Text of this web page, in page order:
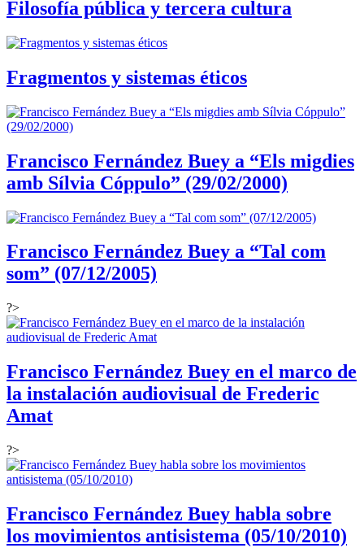
Filosofía pública y tercera cultura
Fragmentos y sistemas éticos
Francisco Fernández Buey a “Els migdies
amb Sílvia Cóppulo” (29/02/2000)
Francisco Fernández Buey a “Tal com
som” (07/12/2005)
?>
Francisco Fernández Buey en el marco de
la instalación audiovisual de Frederic
Amat
?>
Francisco Fernández Buey habla sobre
los movimientos antisistema (05/10/2010)